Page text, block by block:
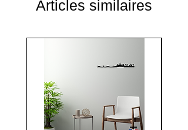
Articles similaires